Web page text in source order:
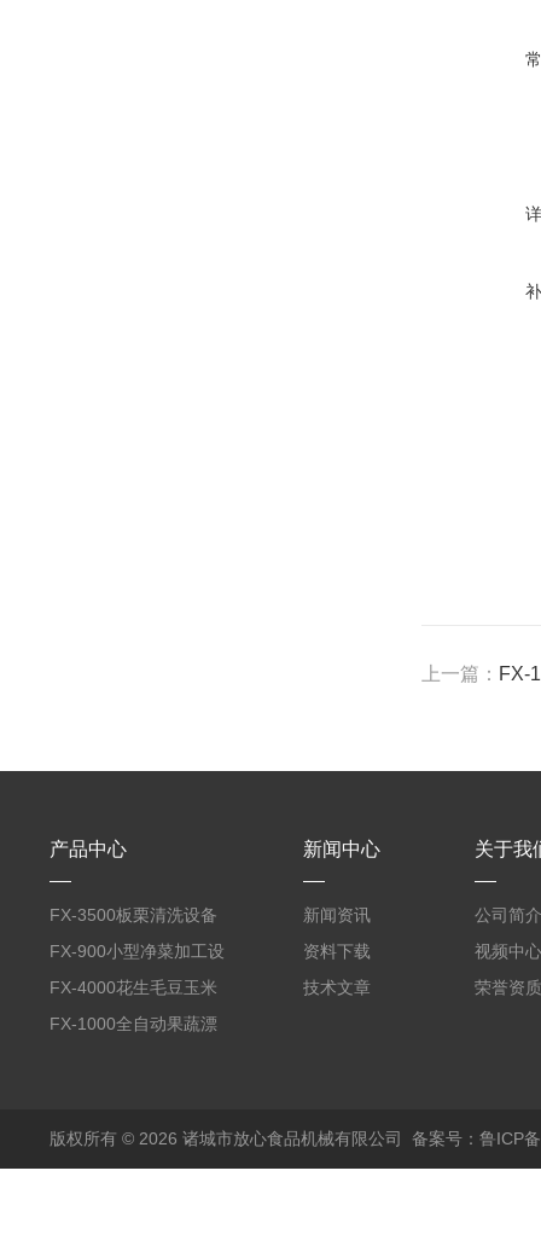
上一篇： FX-
产品中心
FX-3500板栗清洗设备
全自动气泡清洗机
FX-900小型净菜加工设
备野菜清洗机
FX-4000花生毛豆玉米
蒸煮漂烫机
FX-1000全自动果蔬漂
新闻中心
新闻资讯
资料下载
技术文章
关于我
公司简介
视频中心
荣誉资质
版权所有 © 2026 诸城市放心食品机械有限公司 备案号：鲁ICP